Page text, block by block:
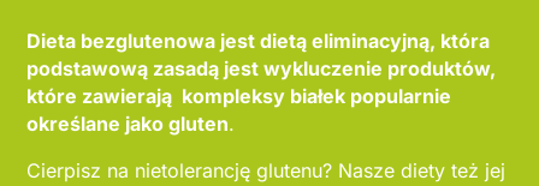
Dieta bezglutenowa jest dietą eliminacyjną, która
podstawową zasadą jest wykluczenie produktów,
które zawierają kompleksy białek popularnie
określane jako gluten.
Cierpisz na nietolerancję glutenu? Nasze diety też jej